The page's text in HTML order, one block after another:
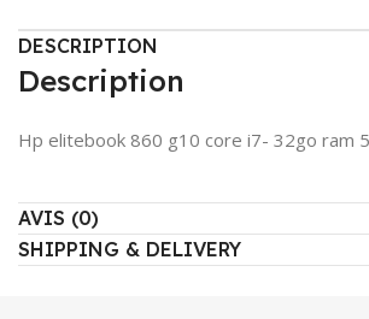
DESCRIPTION
Description
Hp elitebook 860 g10 core i7- 32go ram
AVIS (0)
SHIPPING & DELIVERY